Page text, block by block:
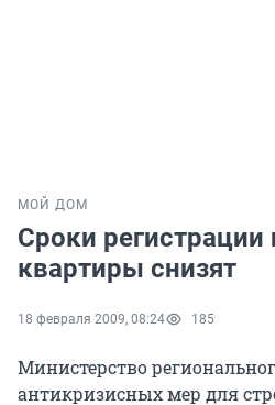
МОЙ ДОМ
Сроки
квартиры снизят
18 февраля 2009, 08:24 185
Министерство
антикризисных мер для